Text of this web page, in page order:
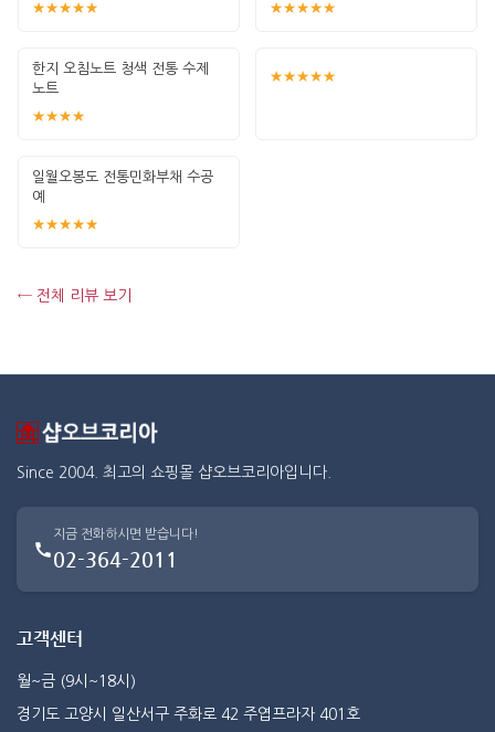
★★★★★
★★★★★
한지 오침노트 청색 전통 수제
노트
★★★★
★★★★★
일월오봉도 전통민화부채 수공
예
★★★★★
← 전체 리뷰 보기
Since 2004. 최고의 쇼핑몰 샵오브코리아입니다.
지금 전화하시면 받습니다!
02-364-2011
고객센터
월~금 (9시~18시)
경기도 고양시 일산서구 주화로 42 주엽프라자 401호